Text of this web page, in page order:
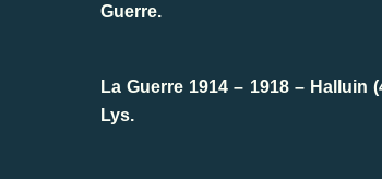
Guerre.
La Guerre 1914 – 1918 – Halluin
Lys.